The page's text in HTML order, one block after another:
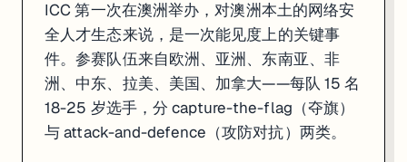
ICC 第一次在澳洲举办，对澳洲本土的网络安
全人才生态来说，是一次能见度上的关键事
件。参赛队伍来自欧洲、亚洲、东南亚、非
洲、中东、拉美、美国、加拿大——每队 15 名
18-25 岁选手，分 capture-the-flag（夺旗）
与 attack-and-defence（攻防对抗）两类。